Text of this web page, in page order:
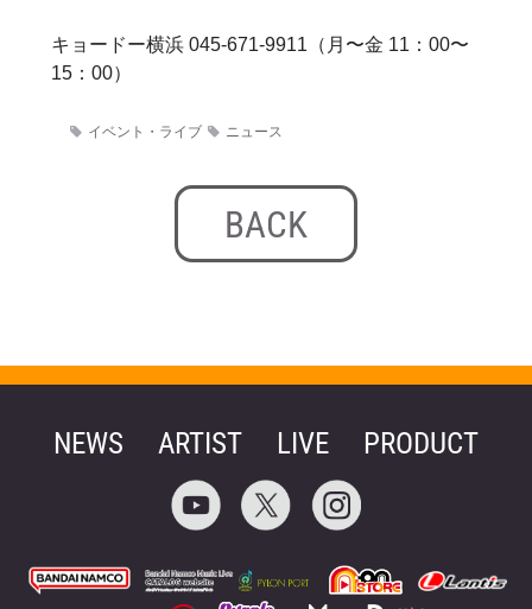
イベント・ライブ ニュース
キョードー横浜 045-671-9911（月〜金 11：00〜
15：00）
BACK
NEWS ARTIST LIVE PRODUCT